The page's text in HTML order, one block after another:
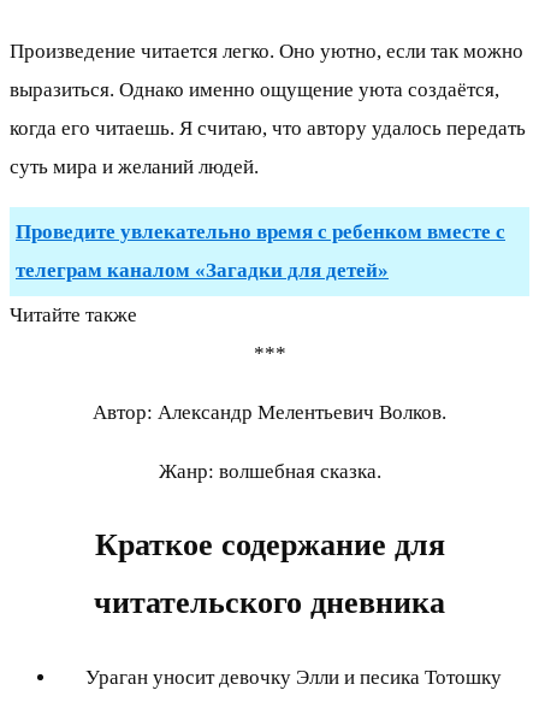
Произведение читается легко. Оно уютно, если так можно
выразиться. Однако именно ощущение уюта создаётся,
когда его читаешь. Я считаю, что автору удалось передать
суть мира и желаний людей.
Проведите увлекательно время с ребенком вместе с
телеграм каналом «Загадки для детей»
Читайте также
***
Автор: Александр Мелентьевич Волков.
Жанр: волшебная сказка.
Краткое содержание для
читательского дневника
Ураган уносит девочку Элли и песика Тотошку